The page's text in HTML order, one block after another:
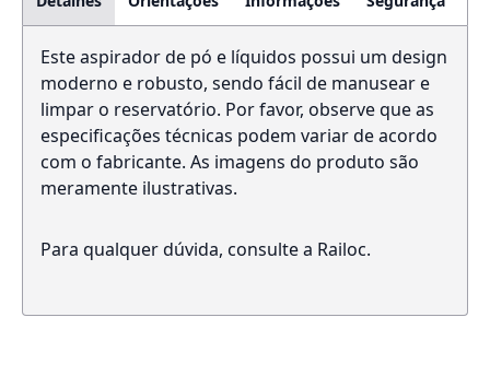
Este aspirador de pó e líquidos possui um design
moderno e robusto, sendo fácil de manusear e
limpar o reservatório. Por favor, observe que as
especificações técnicas podem variar de acordo
com o fabricante. As imagens do produto são
meramente ilustrativas.
Para qualquer dúvida, consulte a Railoc.